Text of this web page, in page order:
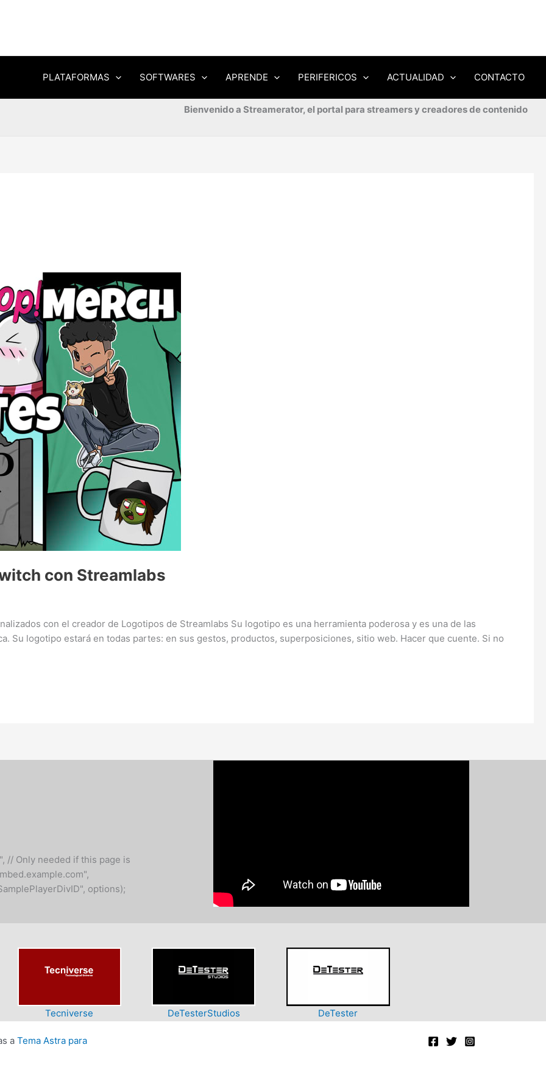
PLATAFORMAS SOFTWARES APRENDE PERIFERICOS ACTUALIDAD CONTACTO
Bienvenido a Streamerator, el portal para streamers y creadores de contenido
con Streamlabs
con el creador de Logotipos de Streamlabs Su logotipo es una herramienta poderosa y es una de las
Su logotipo estará en todas partes: en sus gestos, productos, superposiciones, sitio web. Hacer que cuente. Si no
// Only needed if this page is
options);
Tecniverse DeTesterStudios DeTester
a Tema Astra para